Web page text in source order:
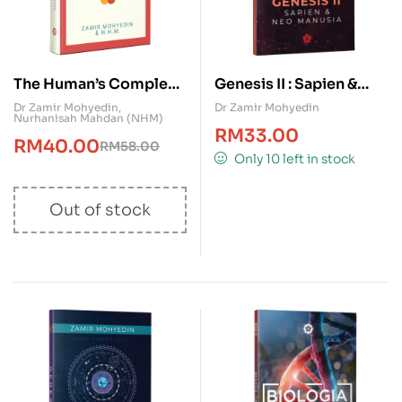
The Human’s Complex
(English Version)
Dr Zamir Mohyedin,
Nurhanisah Mahdan (NHM)
RM58.00
RM40.00
Out of stock
Genesis II : Sapien &
Neo-Manusia
Dr Zamir Mohyedin
RM33.00
Only 10 left in stock